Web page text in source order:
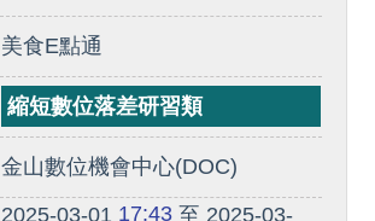
美食E點通
縮短數位落差研習類
金山數位機會中心(DOC)
2025-03-01 17:43至 2025-03-